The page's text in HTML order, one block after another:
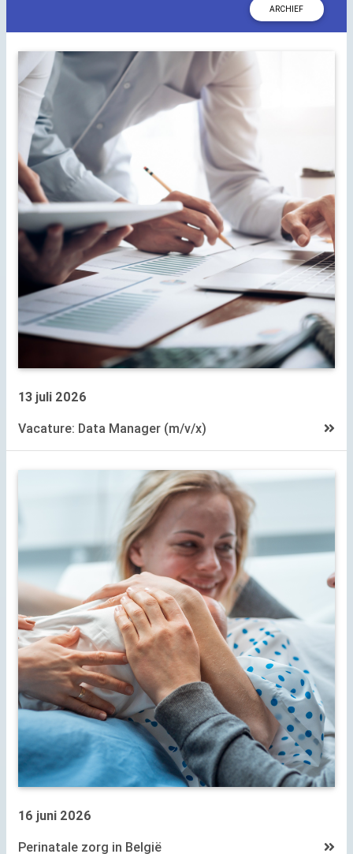
ARCHIEF
13 juli 2026
Vacature: Data Manager (m/v/x)
16 juni 2026
Perinatale zorg in België